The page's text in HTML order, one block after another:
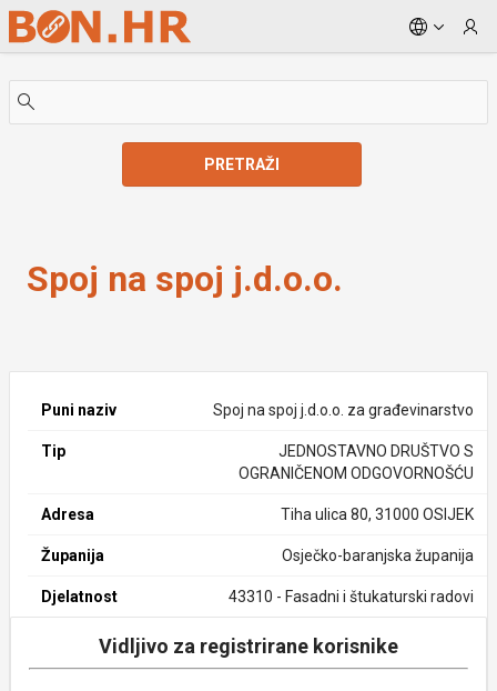
Skip to Main Content
PRETRAŽI
Spoj na spoj j.d.o.o.
Puni naziv Spoj na spoj j.d.o.o. za građevinarstvo
Tip
JEDNOSTAVNO DRUŠTVO S
OGRANIČENOM ODGOVORNOŠĆU
Adresa Tiha ulica 80, 31000 OSIJEK
Županija Osječko-baranjska županija
Djelatnost 43310 - Fasadni i štukaturski radovi
Vidljivo za registrirane korisnike